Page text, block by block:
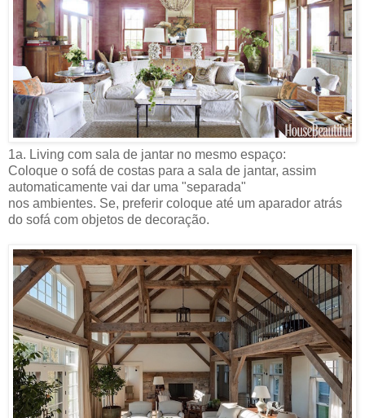
1a. Living com sala de jantar no mesmo espaço:
Coloque o sofá de costas para a sala de jantar, assim
automaticamente vai dar uma "separada"
nos ambientes. Se, preferir coloque até um aparador atrás
do sofá com objetos de decoração.